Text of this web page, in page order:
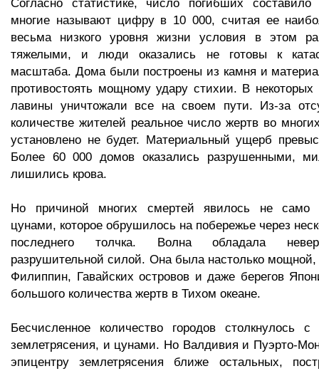
Согласно статистике, число погибших
многие называют цифру в 10 000, считая ее
весьма низкого уровня жизни условия в этом
тяжелыми, и люди оказались не готовы к
масштаба. Дома были построены из камня и
противостоять мощному удару стихии. В некоторых
лавины уничтожали все на своем пути. Из-за
количестве жителей реальное число жертв во
установлено не будет. Материальный ущерб
Более 60 000 домов оказались разрушенными,
лишились крова.
Но причиной многих смертей явилось не само
цунами, которое обрушилось на побережье через
последнего толчка. Волна обладала
разрушительной силой. Она была настолько мощной,
Филиппин, Гавайских островов и даже берегов
большого количества жертв в Тихом океане.
Бесчисленное количество городов столкнулось
землетрясения, и цунами. Но Валдивия и Пуэрто-
эпицентру землетрясения ближе остальных,